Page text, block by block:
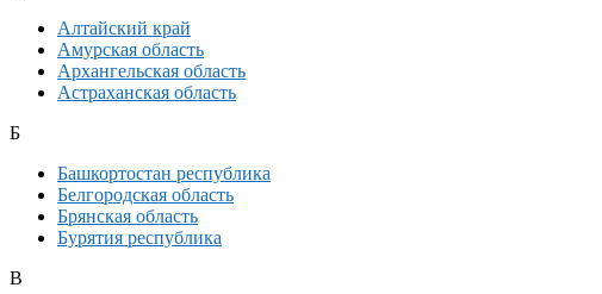
Алтайский край
Амурская область
Архангельская область
Астраханская область
Б
Башкортостан республика
Белгородская область
Брянская область
Бурятия республика
В